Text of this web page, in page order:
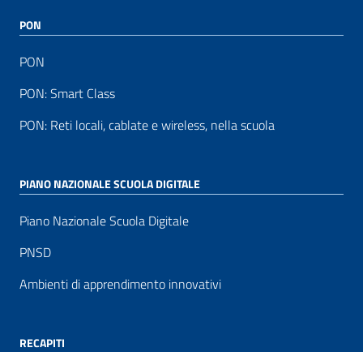
PON
PON
PON: Smart Class
PON: Reti locali, cablate e wireless, nella scuola
PIANO NAZIONALE SCUOLA DIGITALE
Piano Nazionale Scuola Digitale
PNSD
Ambienti di apprendimento innovativi
RECAPITI